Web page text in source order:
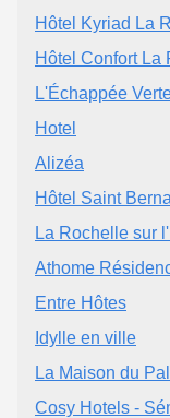
Hôtel Kyriad La
Hôtel Confort La
L'Échappée
Hotel
Alizéa
Hôtel Saint
La Rochelle sur
Athome
Entre Hôtes
Idylle en ville
La Maison du
Cosy Hotels -